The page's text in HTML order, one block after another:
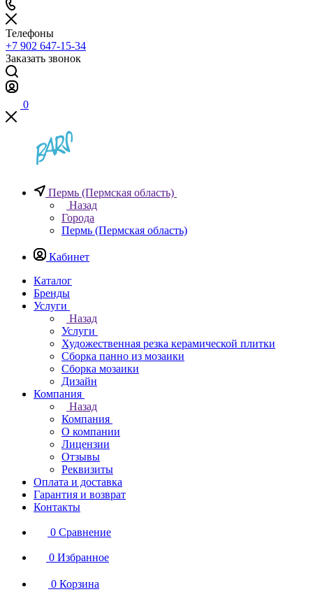
Телефоны
+7 902 647-15-34
Заказать звонок
0
Пермь (Пермская область)
Назад
Города
Пермь (Пермская область)
Кабинет
Каталог
Бренды
Услуги
Назад
Услуги
Художественная резка керамической плитки
Сборка панно из мозаики
Сборка мозаики
Дизайн
Компания
Назад
Компания
О компании
Лицензии
Отзывы
Реквизиты
Оплата и доставка
Гарантия и возврат
Контакты
0 Сравнение
0 Избранное
0 Корзина